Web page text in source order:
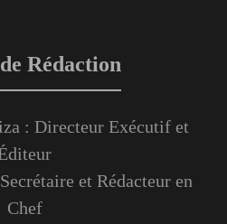
Rédaction
: Directeur Exécutif et
et Rédacteur en
Chef